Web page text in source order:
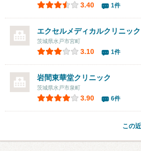
3.40 1件
エクセルメディカルクリニック
茨城県水戸市宮町
3.10 1件
岩間東華堂クリニック
茨城県水戸市泉町
3.90 6件
この